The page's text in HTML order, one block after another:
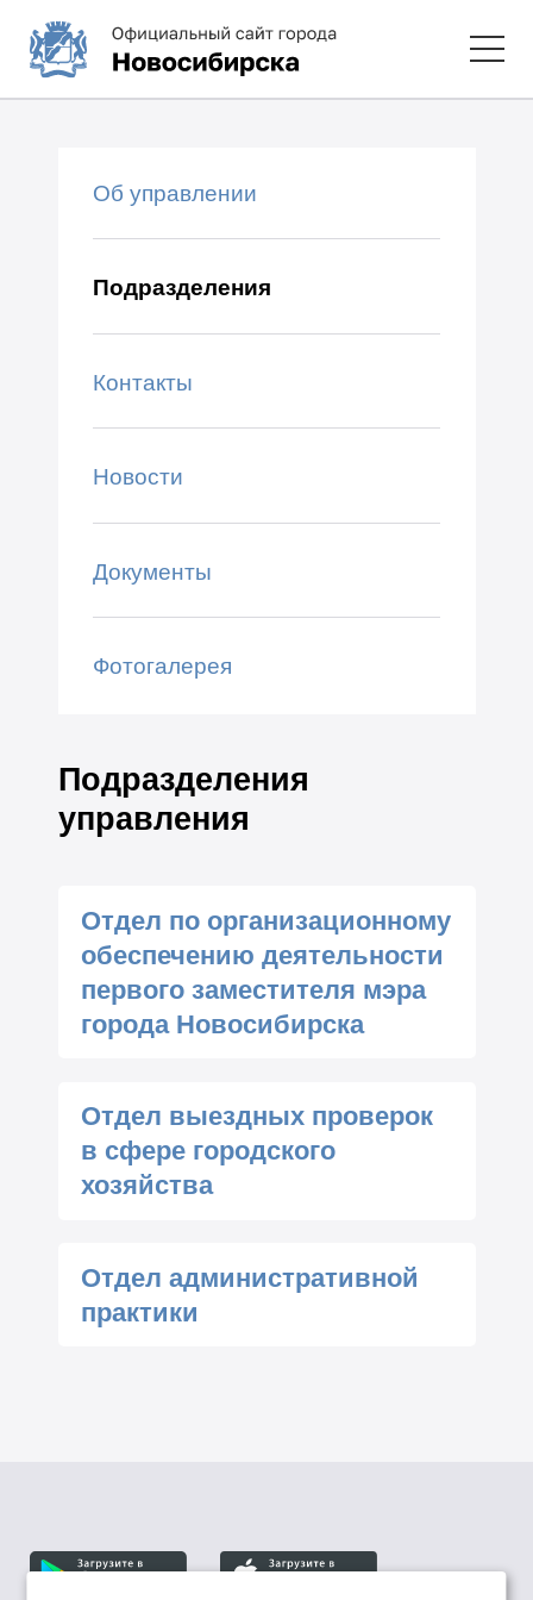
Об управлении
Подразделения
Контакты
Новости
Документы
Фотогалерея
Подразделения
управления
Отдел по организационному
обеспечению деятельности
первого заместителя мэра
города Новосибирска
Отдел выездных проверок
в сфере городского
хозяйства
Отдел административной
практики